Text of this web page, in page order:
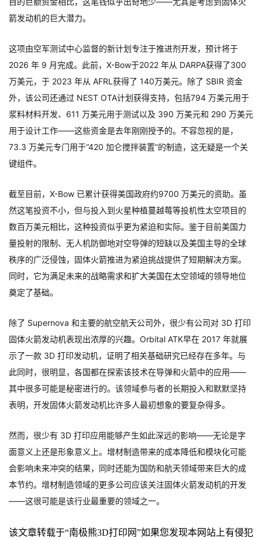
箭发动机的巨大潜力。
这项由空军测试中心监督的新计划专注于推进剂开发，预计将于
2026 年 9 月完成。此前，X-Bow于2022 年从 DARPA获得了300
万美元，于 2023 年从 AFRL获得了 140万美元。除了 SBIR 资金
外，该公司还通过 NEST OTA计划获得支持，包括794 万美元用于
浆料材料开发、611 万美元用于测试以及 390 万美元和 290 万美元
用于设计工作——这些资金是去年刚刚授予的。不容忽视的是，
73.3 万美元专门用于“420 加仑搅拌装置”的制造，这无疑是一个关
键组件。
截至目前，X-Bow 已累计获得美国政府约9700 万美元的资助。
虽
然这笔投资不小，但与投入到火星种植蔓越莓等投机性太空项目的
数百万美元相比，这种投资似乎更为紧迫和实际。鉴于目前美国力
量投射的限制、无人机防御地对空导弹的短缺以及美国主导的全球
秩序的广泛侵蚀，固体火箭推进为紧迫挑战提供了短期解决方案。
同时，它为满足未来的战略需求和扩大美国在太空领域的领导地位
奠定了基础。
除了 Supernova 和主要的航空航天公司外，很少有公司对 3D 打印
固体火箭发动机表现出浓厚的兴趣。Orbital ATK早在 2017 年就展
示了一款 3D 打印发动机，证明了相关基础研究已经存在多年。与
此同时，很明显，各国都在探索该技术在导弹和火箭中的应用——
其中很多可能是秘密进行的。该领域参与者的长期投入和默默坚持
表明，开发固体火箭发动机比许多人最初想象的要复杂得多。
然而，很少有 3D 打印应用能够产生如此深远的影响——无论是字
面意义上还是形象意义上。增材制造带来的成本降低和模块化可能
会影响未来冲突的结果，同时还能为国防和航天领域带来巨大的成
本节约。增材制造领域的更多公司应该关注固体火箭发动机的开发
——这很可能是该行业最重要的领域之一。
该文章转载于“南极熊3D打印网”如果您发现本网站上有侵犯